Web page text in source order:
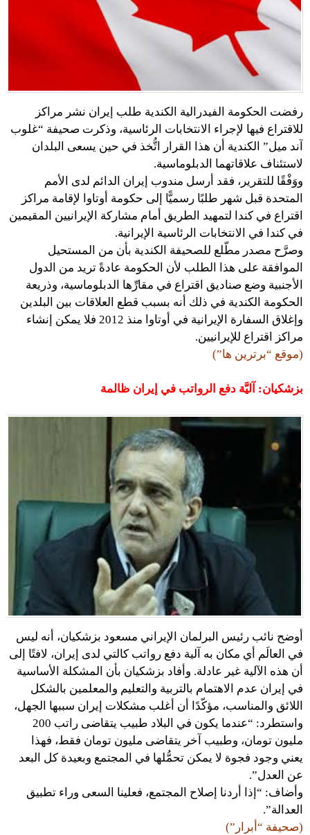
رفضت الحكومة الفيدرالية الكندية طلب إيران نشر مراكز
للاقتراع فيها لإجراء الانتخابات الرئاسية، وذكرت صحيفة “غلوب
آند ميل” الكندية أن هذا القرار اتُّخذ في حين يسعى البلدان
لاستئناف علاقاتهما الدبلوماسية.
ووَفْقًا للتقرير، فقد أرسل مندوب إيران الدائم لدى الأمم
المتحدة قبل شهر طلبًا رسميًّا إلى حكومة أوتاوا لإقامة مراكز
اقتراع في كندا لتمهيد الطريق أمام مشاركة الإيرانيين المقيمين
في كندا في الانتخابات الرئاسية الإيرانية.
وصرَّح مصدر مطّلع للصحيفة الكندية بأن من المستحيل
الموافقة على هذا الطلب لأن الحكومة عادةً تريد من الدول
الأجنبية وضع صناديق اقتراع في مقارِّها الدبلوماسية، وذريعة
الحكومة الكندية في ذلك أنه بسبب قطع العلاقات بين البلدين
وإغلاق السفارة الإيرانية في أوتاوا منذ 2012 فلا يمكن إنشاء
مراكز اقتراع للإيرانيين.
(موقع “برترين ها”)
بزشكيان: آليَّة دفع الرواتب في إيران ظالمة
أوضح نائب رئيس البرلمان الإيراني مسعود بزشكيان، أنه ليس
في العالَم أي مكان به آلية دفع رواتب كالتي لدى إيران، لافتًا إلى
أن هذه الآلية غير عادلة. وأفاد بزشكيان بأن المشكلة الأساسية
في إيران عدم الاهتمام بالتربية والتعليم والمعلمين بالشكل
اللائق والمناسب، مؤكّدًا أن أغلب مشكلات إيران سببها الجهل،
واستطرد: “عندما يكون في البلاد طبيب يتقاضى راتب 200
مليون تومان، وطبيب آخر يتقاضى مليون تومان فقط، فهذا
يعني وجود فجوة لا يمكن تحمُّلها في المجتمع وبعيدة كل البعد
عن العدل”.
وأضاف: “إذا أردنا إصلاح المجتمع، فعلينا السعى وراء تطبيق
العدالة”.
(صحيفة “أبرار”)